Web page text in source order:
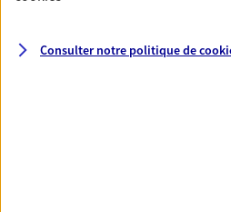
DEMANDER UN
Consulter notre politique de